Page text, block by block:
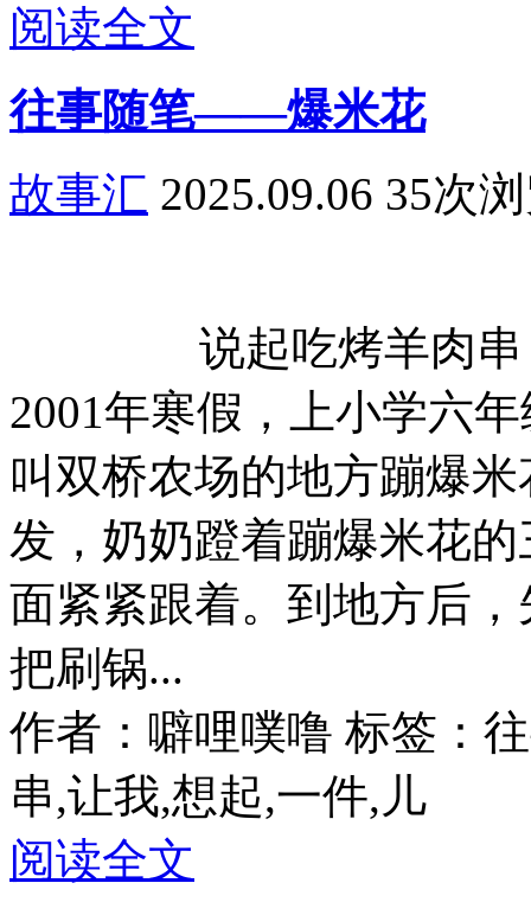
阅读全文
往事随笔——爆米花
故事汇 2025.09.06 35次
说起吃烤羊肉
2001年寒假，上小学六
叫双桥农场的地方蹦爆
发，奶奶蹬着蹦爆米花
面紧紧跟着。到地方后
把刷锅...
作者：噼哩噗噜 标签：
串,让我,想起,一件,儿
阅读全文